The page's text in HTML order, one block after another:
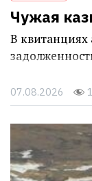
Чужая
В квитанциях
07.08.2026